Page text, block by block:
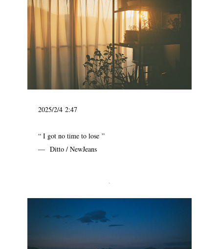
2025/2/4 2:47
“ I got no time to lose ”
— Ditto / NewJeans
.